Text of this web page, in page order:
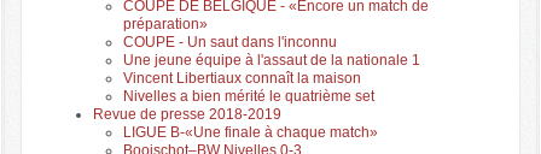
COUPE DE BELGIQUE - «Encore un match de
préparation»
COUPE - Un saut dans l'inconnu
Une jeune équipe à l'assaut de la nationale 1
Vincent Libertiaux connaît la maison
Nivelles a bien mérité le quatrième set
Revue de presse 2018-2019
LIGUE B-«Une finale à chaque match»
Booischot–BW Nivelles 0-3